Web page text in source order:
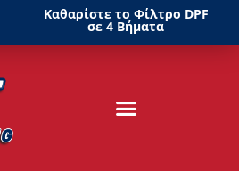
Καθαρίστε το Φίλτρο DPF
σε 4 Βήματα